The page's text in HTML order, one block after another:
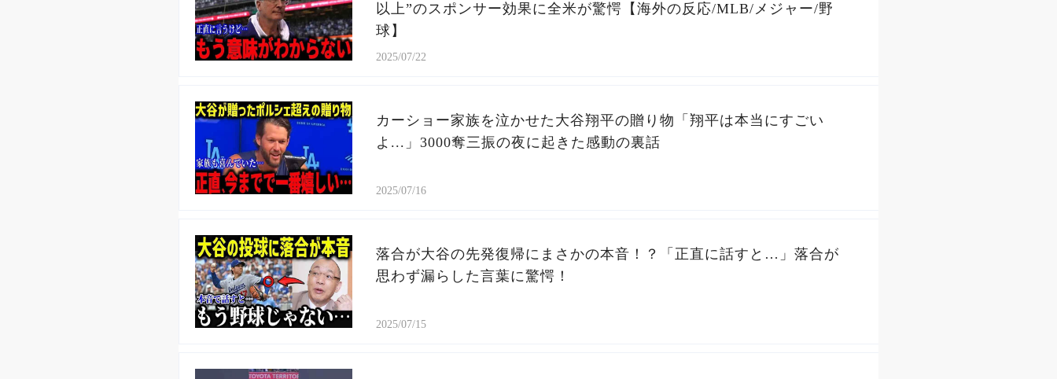
以上”のスポンサー効果に全米が驚愕【海外の反応/MLB/メジャー/野
球】
2025/07/22
カーショー家族を泣かせた大谷翔平の贈り物「翔平は本当にすごい
よ...」3000奪三振の夜に起きた感動の裏話
2025/07/16
落合が大谷の先発復帰にまさかの本音！？「正直に話すと…」落合が
思わず漏らした言葉に驚愕！
2025/07/15